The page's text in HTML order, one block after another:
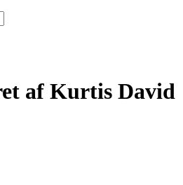
af Kurtis David